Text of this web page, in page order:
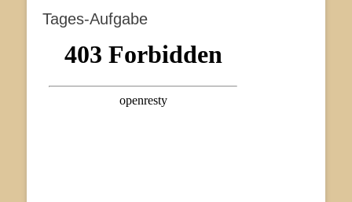
Tages-Aufgabe